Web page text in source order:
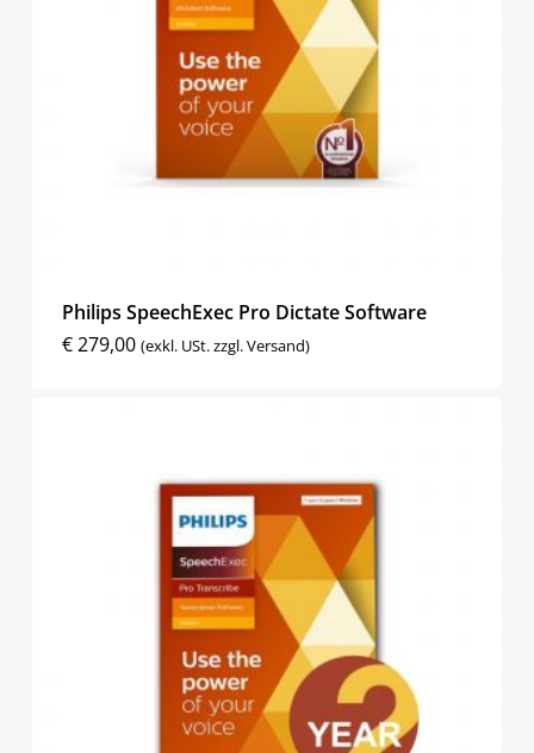
Philips SpeechExec Pro Dictate Software
€279,00 (exkl. USt. zzgl. Versand)